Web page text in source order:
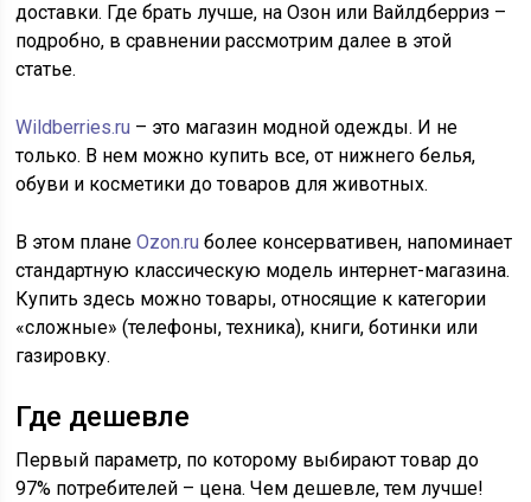
доставки. Где брать лучше, на Озон или Вайлдберриз –
подробно, в сравнении рассмотрим далее в этой
статье.
Wildberries.ru – это магазин модной одежды. И не
только. В нем можно купить все, от нижнего белья,
обуви и косметики до товаров для животных.
В этом планеOzon.ru более консервативен, напоминает
стандартную классическую модель интернет-магазина.
Купить здесь можно товары, относящие к категории
«сложные» (телефоны, техника), книги, ботинки или
газировку.
Где дешевле
Первый параметр, по которому выбирают товар до
97% потребителей – цена. Чем дешевле, тем лучше!